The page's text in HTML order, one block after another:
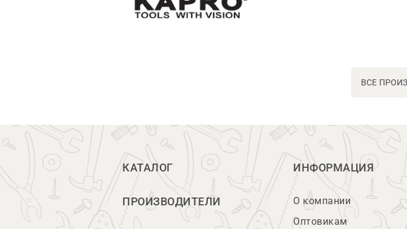
ВСЕ
КАТАЛОГ
ПРОИЗВОДИТЕЛИ
ИНФОРМАЦИЯ
О компании
Оптовикам